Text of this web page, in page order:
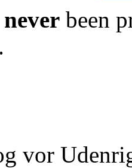
never been
vor